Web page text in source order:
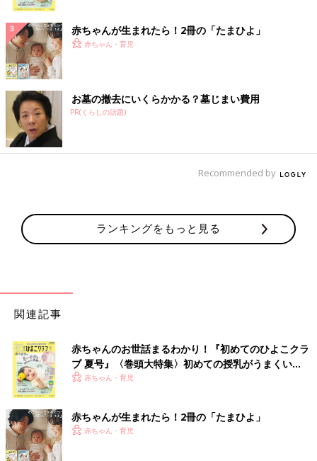
赤ちゃんが生まれたら！2冊の「たまひよ」
赤ちゃん・育児
お墓の撤去にいくらかかる？墓じまい費用
PR(くらしの話題)
Recommended by
ランキングをもっと見る
関連記事
赤ちゃんのお世話まるわかり！『初めてのひよこクラ
ブ 夏号』〈巻頭大特集〉初めての授乳がうまくい
く！ おっぱい・ミルクの基本と夏のトラブル 解決テ
赤ちゃん・育児
赤ちゃんが生まれたら！2冊の「たまひよ」
赤ちゃん・育児